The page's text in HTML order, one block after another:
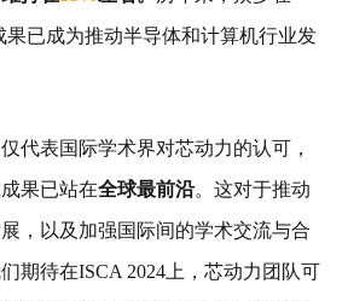
已成为推动半导体和计算机行业发
代表国际学术界对芯动力的认可，
果已站在全球最前沿。这对于推动
，以及加强国际间的学术交流与合
期待在ISCA 2024上，芯动力团队可